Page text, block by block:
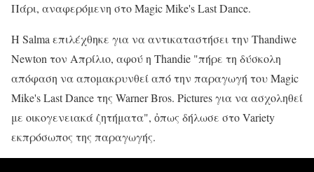
Πάρι, αναφερόμενη στο Magic Mike's Last Dance.
Η Salma επιλέχθηκε για να αντικαταστήσει την Thandiwe
Newton τον Απρίλιο, αφού η Thandie "πήρε τη δύσκολη
απόφαση να απομακρυνθεί από την παραγωγή του Magic
Mike's Last Dance της Warner Bros. Pictures για να ασχοληθεί
με οικογενειακά ζητήματα", ὀπως δήλωσε στο Variety
εκπρόσωπος της παραγωγής.